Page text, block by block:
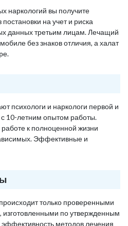
наркологий вы получите
на учет и риска
данных третьим лицам. Лечащий
без знаков отличия, а халат
психологи и наркологи первой и
10-летним опытом работы.
к полноценной жизни
Эффективные и
только проверенными
по утвержденным
методов лечения